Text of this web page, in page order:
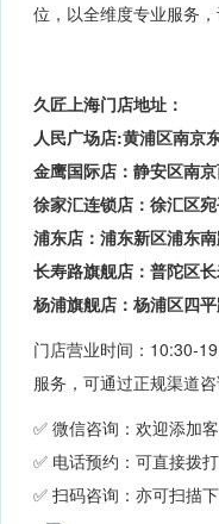
位，以全维度专业服务
久匠上海门店地址：
人民广场店:黄浦区南京
金鹰国际店：静安区南
徐家汇连锁店：徐汇区
浦东店：浦东新区浦东
长寿路旗舰店：普陀区
杨浦旗舰店：杨浦区四
门店营业时间：10:30-
服务，可通过正规渠道咨
✅ 微信咨询：欢迎添加
✅ 电话预约：可直接拨
✅ 扫码咨询：亦可扫描